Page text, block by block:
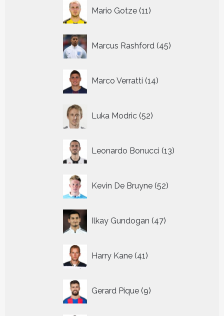
Mario Gotze 11
producten
Marcus Rashford 45
producten
Marco Verratti 14
producten
Luka Modric 52
producten
Leonardo Bonucci 13
producten
Kevin De Bruyne 52
producten
Ilkay Gundogan 47
producten
Harry Kane 41
producten
Gerard Pique 9
producten